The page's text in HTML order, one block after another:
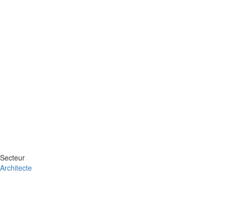
Secteur
Architecte